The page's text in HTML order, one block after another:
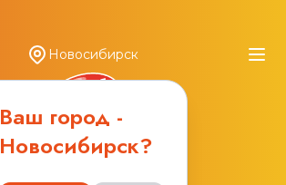
Новосибирск
Ваш город -
Новосибирск?